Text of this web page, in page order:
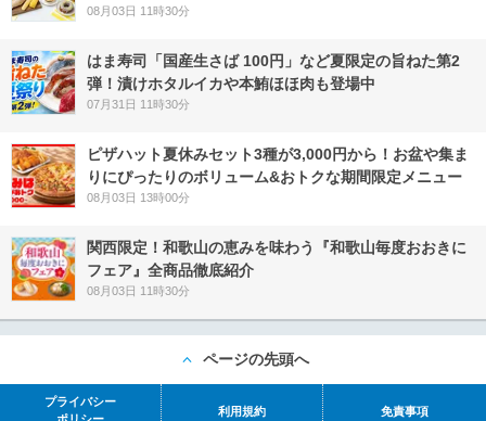
08月03日 11時30分
はま寿司「国産生さば 100円」など夏限定の旨ねた第2
弾！漬けホタルイカや本鮪ほほ肉も登場中
07月31日 11時30分
ピザハット夏休みセット3種が3,000円から！お盆や集ま
りにぴったりのボリューム&おトクな期間限定メニュー
08月03日 13時00分
関西限定！和歌山の恵みを味わう『和歌山毎度おおきに
フェア』全商品徹底紹介
08月03日 11時30分
ページの先頭へ
プライバシー
利用規約 免責事項